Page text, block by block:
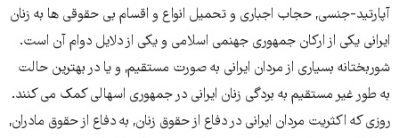
آپارتید-جنسی, حجاب اجباری و تحمیل انواع و اقسام بی حقوقی ها به زنان
ایرانی یکی از ارکان جمهوری جهنمی اسلامی و یکی از دلایل دوام آن است.
شوربختانه بسیاری از مردان ایرانی به صورت مستقیم, و یا در بهترین حالت
به طور غیر مستقیم به بردگی زنان ایرانی در جمهوری اسهالی کمک می کنند.
روزی که اکثریت مردان ایرانی در دفاع از حقوق زنان, به دفاع از حقوق مادران,